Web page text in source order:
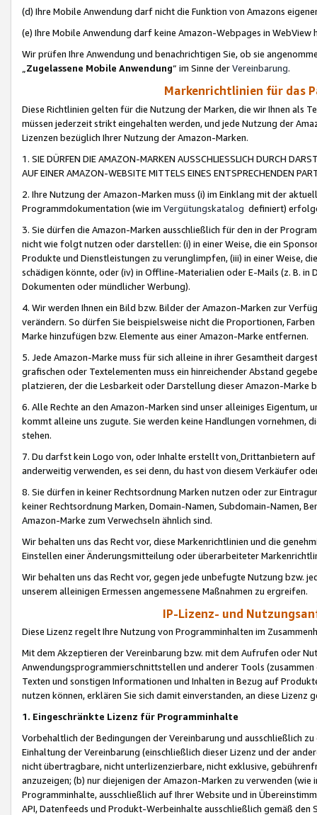
(d) Ihre Mobile Anwendung darf nicht die Funktion von Amazons
(e) Ihre Mobile Anwendung darf keine Amazon-Webpages in WebView
Wir prüfen Ihre Anwendung und benachrichtigen Sie, ob sie
„Zugelassene Mobile Anwendung“ im Sinne derVereinbarung.
Markenrichtlinien für das
Diese Richtlinien gelten für die Nutzung der Marken, die wir Ihnen als
müssen jederzeit strikt eingehalten werden, und jede Nutzung der
Lizenzen bezüglich Ihrer Nutzung der Amazon-Marken.
1. SIE DÜRFEN DIE AMAZON-MARKEN AUSSCHLIESSLICH DURCH
AUF EINER AMAZON-WEBSITE MITTELS EINES ENTSPRECHENDEN
2. Ihre Nutzung der Amazon-Marken muss (i) im Einklang mit der
Programmdokumentation (wie im Vergütungskatalog definiert)
3. Sie dürfen die Amazon-Marken ausschließlich für den in der
nicht wie folgt nutzen oder darstellen: (i) in einer Weise, die ein
Produkte und Dienstleistungen zu verunglimpfen, (iii) in einer Weise,
schädigen könnte, oder (iv) in Offline-Materialien oder E-Mails (z. B. in
Dokumenten oder mündlicher Werbung).
4. Wir werden Ihnen ein Bild bzw. Bilder der Amazon-Marken zur
verändern. So dürfen Sie beispielsweise nicht die Proportionen,
Marke hinzufügen bzw. Elemente aus einer Amazon-Marke entfernen.
5. Jede Amazon-Marke muss für sich alleine in ihrer Gesamtheit
grafischen oder Textelementen muss ein hinreichender Abstand
platzieren, der die Lesbarkeit oder Darstellung dieser Amazon-Marke
6. Alle Rechte an den Amazon-Marken sind unser alleiniges
kommt alleine uns zugute. Sie werden keine Handlungen vornehmen,
stehen.
7. Du darfst kein Logo von, oder Inhalte erstellt von,Drittanbietern auf
anderweitig verwenden, es sei denn, du hast von diesem Verkäufer
8. Sie dürfen in keiner Rechtsordnung Marken nutzen oder zur
keiner Rechtsordnung Marken, Domain-Namen, Subdomain-Namen,
Amazon-Marke zum Verwechseln ähnlich sind.
Wir behalten uns das Recht vor, diese Markenrichtlinien und die
Einstellen einer Änderungsmitteilung oder überarbeiteter
Wir behalten uns das Recht vor, gegen jede unbefugte Nutzung bzw.
unserem alleinigen Ermessen angemessene Maßnahmen zu ergreifen.
IP-Lizenz- und
Diese Lizenz regelt Ihre Nutzung von Programminhalten im
Mit dem Akzeptieren der Vereinbarung bzw. mit dem Aufrufen oder
Anwendungsprogrammierschnittstellen und anderer Tools (zusammen
Texten und sonstigen Informationen und Inhalten in Bezug auf
nutzen können, erklären Sie sich damit einverstanden, an diese Lizenz
1. Eingeschränkte Lizenz für Programminhalte
Vorbehaltlich der Bedingungen der Vereinbarung und ausschließlich
Einhaltung der Vereinbarung (einschließlich dieser Lizenz und der
nicht übertragbare, nicht unterlizenzierbare, nicht exklusive,
anzuzeigen; (b) nur diejenigen der Amazon-Marken zu verwenden
Programminhalte, ausschließlich auf Ihrer Website und in
API, Datenfeeds und Produkt-Werbeinhalte ausschließlich gemäß